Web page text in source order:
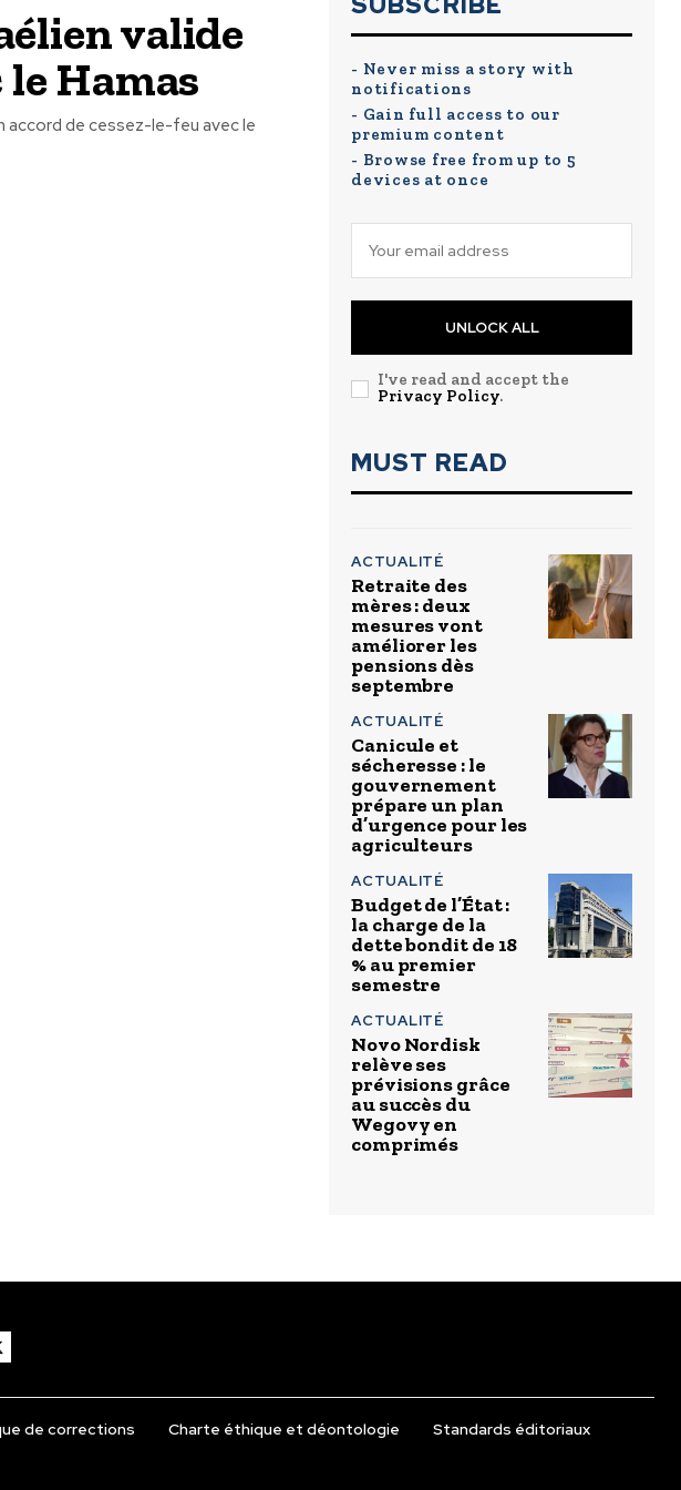
valide
le Hamas
accord de cessez-le-feu avec le
- Never miss a story with
notifications
- Gain full access to our
premium content
- Browse free from up to 5
devices at once
UNLOCK ALL
I've read and accept the
Privacy Policy.
MUST READ
ACTUALITÉ
Retraite des
mères : deux
mesures vont
améliorer les
pensions dès
septembre
ACTUALITÉ
Canicule et
sécheresse : le
gouvernement
prépare un plan
d’urgence pour les
agriculteurs
ACTUALITÉ
Budget de l’État :
la charge de la
dette bondit de 18
% au premier
semestre
ACTUALITÉ
Novo Nordisk
relève ses
prévisions grâce
au succès du
Wegovy en
comprimés
de corrections Charte éthique et déontologie Standards éditoriaux